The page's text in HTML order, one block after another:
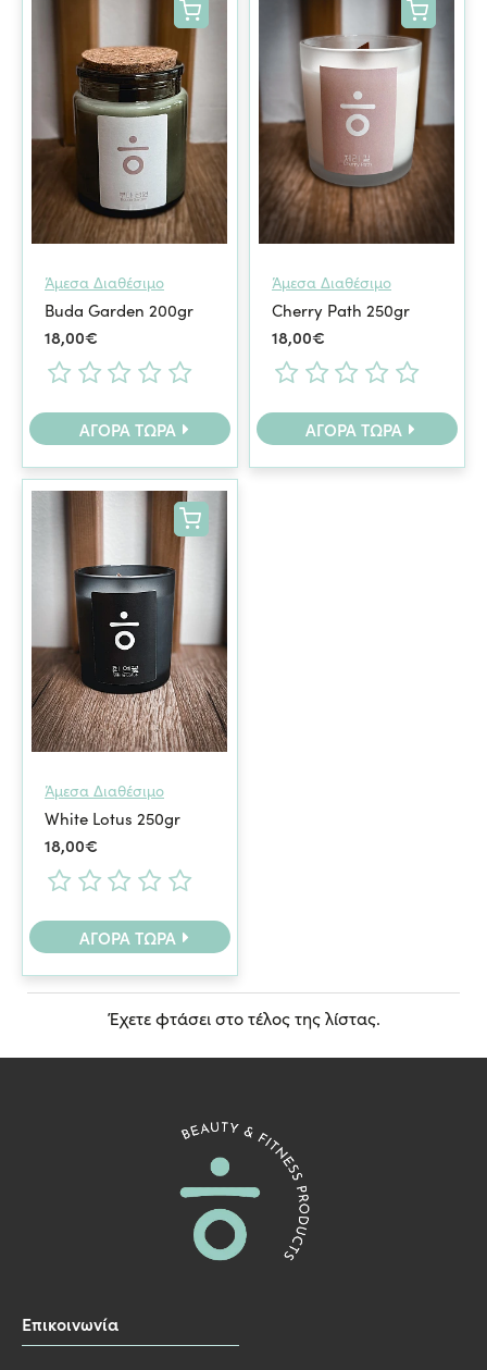
Με μοντέρνα αισθητική και μεγάλη διάρκεια καύσης, τα
κεριά σε βαζάκι αποτελούν ιδανική επιλογή τόσο για
προσωπική απόλαυση όσο και για δώρο. Χαρίστε στο
σπίτι σας μοναδική ατμόσφαιρα και κομψότητα με ένα
μόνο άναμμα.
Άμεσα Διαθέσιμο
Buda Garden 200gr
18,00€
ΑΓΟΡΆ ΤΏΡΑ
Άμεσα Διαθέσιμο
Cherry Path 250gr
18,00€
ΑΓΟΡΆ ΤΏΡΑ
Άμεσα Διαθέσιμο
White Lotus 250gr
18,00€
ΑΓΟΡΆ ΤΏΡΑ
Έχετε φτάσει στο τέλος της λίστας.
Επικοινωνία